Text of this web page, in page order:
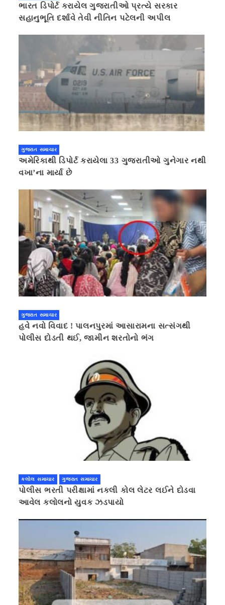
ભારત ડિપોર્ટ કરાયેલ ગુજરાતીઓ પ્રત્યે સરકાર
સહાનુભૂતિ દર્શાવે તેવી નીતિન પટેલની અપીલ
ગુજરાત સમાચાર
અમેરિકાથી ડિપોર્ટ કરાયેલા 33 ગુજરાતીઓ ગુનેગાર નથી
વખા’ના માર્યા છે
ગુજરાત સમાચાર
હવે નવો વિવાદ ! પાલનપુરમાં આસારામના સત્સંગથી
પોલીસ દોડતી થઈ, જામીન શરતોનો ભંગ
કલોલ સમાચાર ગુજરાત સમાચાર
પોલીસ ભરતી પરીક્ષામાં નકલી કોલ લેટર લઈને દોડવા
આવેલ કલોલનો યુવક ઝડપાયો